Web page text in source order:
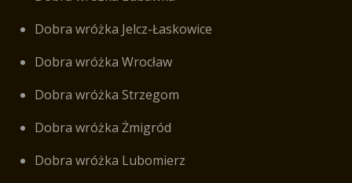
Dobra wróżka Jelcz-Łaskowice
Dobra wróżka Wrocław
Dobra wróżka Strzegom
Dobra wróżka Żmigród
Dobra wróżka Lubomierz